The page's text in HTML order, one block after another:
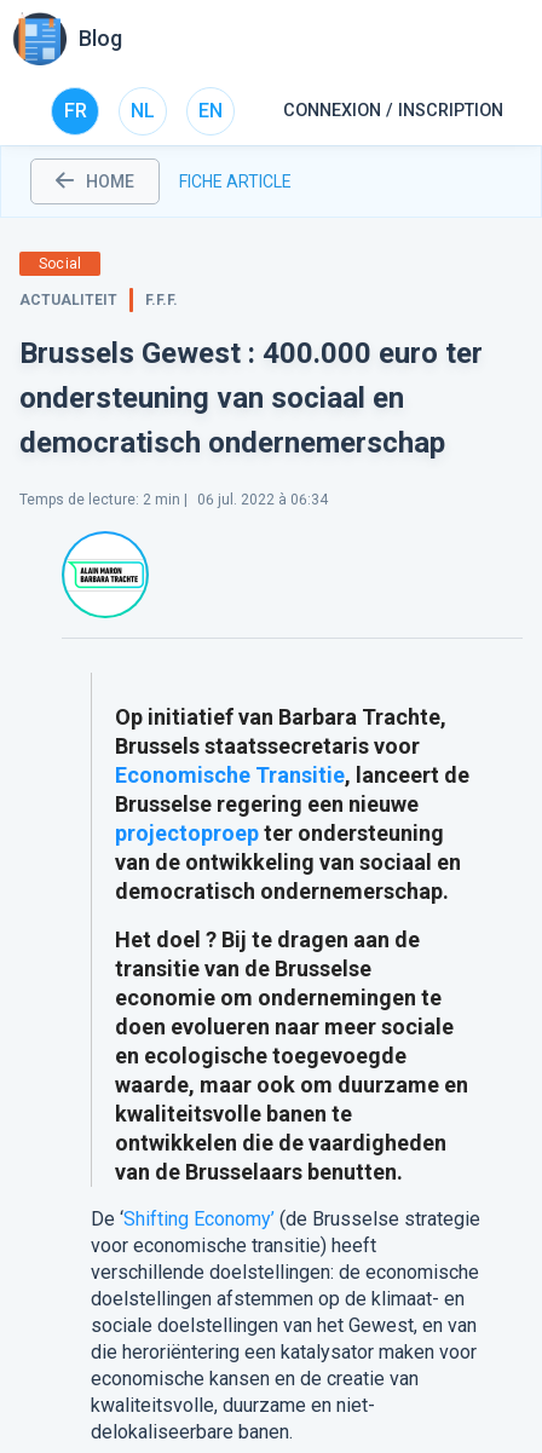
Blog
FR NL EN CONNEXION / INSCRIPTION
HOME FICHE ARTICLE
Social
ACTUALITEIT F.F.F.
Brussels Gewest : 400.000 euro ter
ondersteuning van sociaal en
democratisch ondernemerschap
Temps de lecture: 2 min | 06 jul. 2022 à 06:34
Op initiatief van Barbara Trachte,
Brussels staatssecretaris voor
Economische Transitie, lanceert de
Brusselse regering een nieuwe
projectoproepter ondersteuning
van de ontwikkeling van sociaal en
democratisch ondernemerschap.
Het doel ? Bij te dragen aan de
transitie van de Brusselse
economie om ondernemingen te
doen evolueren naar meer sociale
en ecologische toegevoegde
waarde, maar ook om duurzame en
kwaliteitsvolle banen te
ontwikkelen die de vaardigheden
van de Brusselaars benutten.
De ‘Shifting Economy’(de Brusselse strategie
voor economische transitie) heeft
verschillende doelstellingen: de economische
doelstellingen afstemmen op de klimaat- en
sociale doelstellingen van het Gewest, en van
die heroriëntering een katalysator maken voor
economische kansen en de creatie van
kwaliteitsvolle, duurzame en niet-
delokaliseerbare banen.